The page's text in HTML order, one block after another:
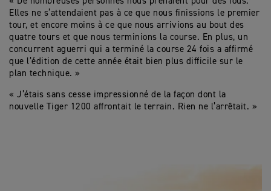
Elles ne s’attendaient pas à ce que nous finissions le premier
tour, et encore moins à ce que nous arrivions au bout des
quatre tours et que nous terminions la course. En plus, un
concurrent aguerri qui a terminé la course 24 fois a affirmé
que l’édition de cette année était bien plus difficile sur le
plan technique. »
« J’étais sans cesse impressionné de la façon dont la
nouvelle Tiger 1200 affrontait le terrain. Rien ne l’arrêtait. »